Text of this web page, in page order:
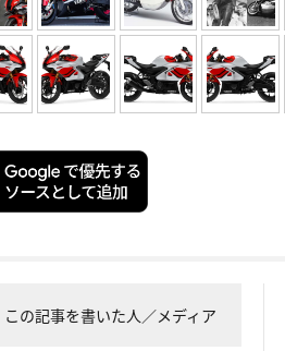
この記事を書いた人／メディア